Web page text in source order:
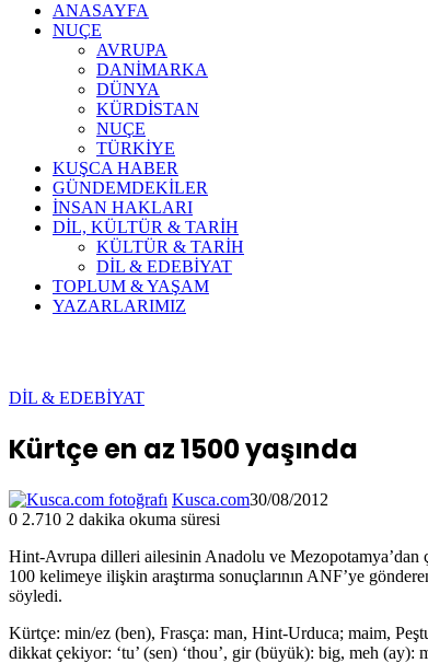
ANASAYFA
NUÇE
AVRUPA
DANİMARKA
DÜNYA
KÜRDİSTAN
NUÇE
TÜRKİYE
KUŞCA HABER
GÜNDEMDEKİLER
İNSAN HAKLARI
DİL, KÜLTÜR & TARİH
KÜLTÜR & TARİH
DİL & EDEBİYAT
TOPLUM & YAŞAM
YAZARLARIMIZ
DİL & EDEBİYAT
Kürtçe en az 1500 yaşında
Kusca.com30/08/2012
0 2.710 2 dakika okuma süresi
Hint-Avrupa dilleri ailesinin Anadolu ve Mezopotamya’dan
100 kelimeye ilişkin araştırma sonuçlarının ANF’ye
söyledi.
Kürtçe: min/ez (ben), Frasça: man, Hint-Urduca; maim,
dikkat çekiyor: ‘tu’ (sen) ‘thou’, gir (büyük): big, meh